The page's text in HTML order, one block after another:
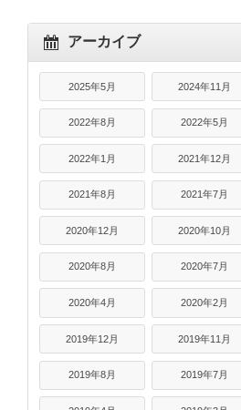
アーカイブ
2025年5月 2024年11月
2022年8月 2022年5月
2022年1月 2021年12月
2021年8月 2021年7月
2020年12月 2020年10月
2020年8月 2020年7月
2020年4月 2020年2月
2019年12月 2019年11月
2019年8月 2019年7月